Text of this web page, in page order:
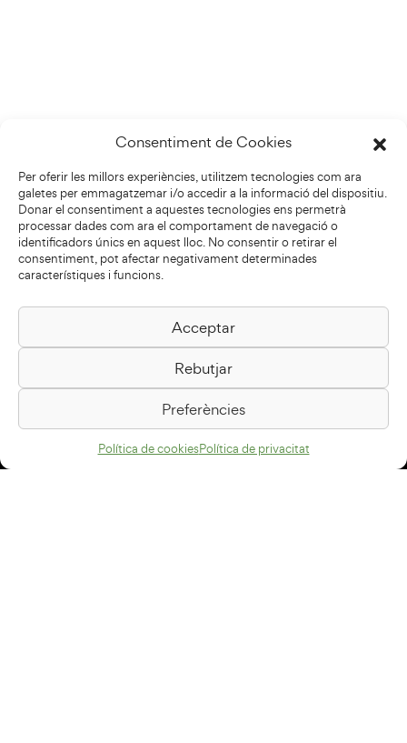
Consentiment de Cookies
Per oferir les millors experiències, utilitzem tecnologies com ara
galetes per emmagatzemar i/o accedir a la informació del dispositiu.
Donar el consentiment a aquestes tecnologies ens permetrà
processar dades com ara el comportament de navegació o
identificadors únics en aquest lloc. No consentir o retirar el
consentiment, pot afectar negativament determinades
característiques i funcions.
Acceptar
Rebutjar
Preferències
Política de cookiesPolítica de privacitat
Biblioteca Pilarin Bayés
Passeig de la Generalitat, 1
08500 Vic